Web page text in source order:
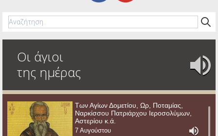
Οι άγιοι
της ημέρας
Των Αγίων Δομετίου, Ωρ, Ποταμίας,
Ναρκίσσου Πατριάρχου Ιεροσολύμων,
Αστερίου κ.ά.
7 Αυγούστου